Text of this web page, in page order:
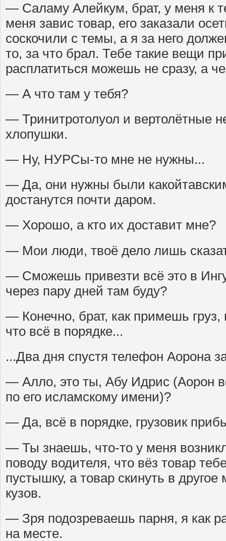
— Саламу Алейкум, брат, у меня к
меня завис товар, его заказали
соскочили с темы, а я за него
то, за что брал. Тебе такие вещи
расплатиться можешь не сразу, а
— А что там у тебя?
— Тринитротолуол и вертолётные
хлопушки.
— Ну, НУРСы-то мне не нужны...
— Да, они нужны были
достанутся почти даром.
— Хорошо, а кто их доставит мне?
— Мои люди, твоё дело лишь
— Сможешь привезти всё это в
через пару дней там буду?
— Конечно, брат, как примешь
что всё в порядке...
...Два дня спустя телефон Аорона
— Алло, это ты, Абу Идрис (Аорон
по его исламскому имени)?
— Да, всё в порядке, грузовик
— Ты знаешь, что-то у меня
поводу водителя, что вёз товар
пустышку, а товар скинуть в
кузов.
— Зря подозреваешь парня, я как
на месте.